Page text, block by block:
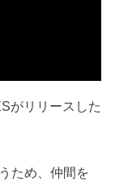
がリリースした
ため、仲間を